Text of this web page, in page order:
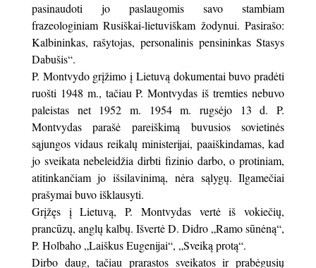
pasinaudoti jo paslaugomis savo stambiam
frazeologiniam Rusiškai-lietuviškam žodynui. Pasirašo:
Kalbininkas, rašytojas, personalinis pensininkas Stasys
Dabušis“.
P. Montvydo grįžimo į Lietuvą dokumentai buvo pradėti
ruošti 1948 m., tačiau P. Montvydas iš tremties nebuvo
paleistas net 1952 m. 1954 m. rugsėjo 13 d. P.
Montvydas parašė pareiškimą buvusios sovietinės
sąjungos vidaus reikalų ministerijai, paaiškindamas, kad
jo sveikata nebeleidžia dirbti fizinio darbo, o protiniam,
atitinkančiam jo išsilavinimą, nėra sąlygų. Ilgamečiai
prašymai buvo išklausyti.
Grįžęs į Lietuvą, P. Montvydas vertė iš vokiečių,
prancūzų, anglų kalbų. Išvertė D. Didro „Ramo sūnėną“,
P. Holbaho „Laiškus Eugenijai“, „Sveiką protą“.
Dirbo daug, tačiau prarastos sveikatos ir prabėgusių